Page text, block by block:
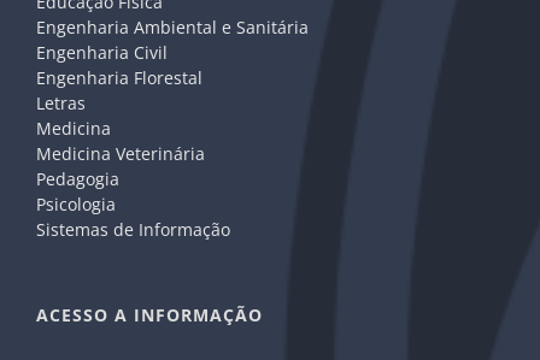
Engenharia Ambiental e Sanitária
Engenharia Civil
Engenharia Florestal
Letras
Medicina
Medicina Veterinária
Pedagogia
Psicologia
Sistemas de Informação
ACESSO A INFORMAÇÃO